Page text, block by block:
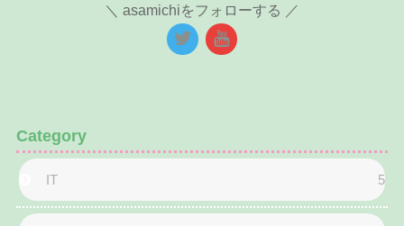
asamichiをフォローする
Category
IT 5